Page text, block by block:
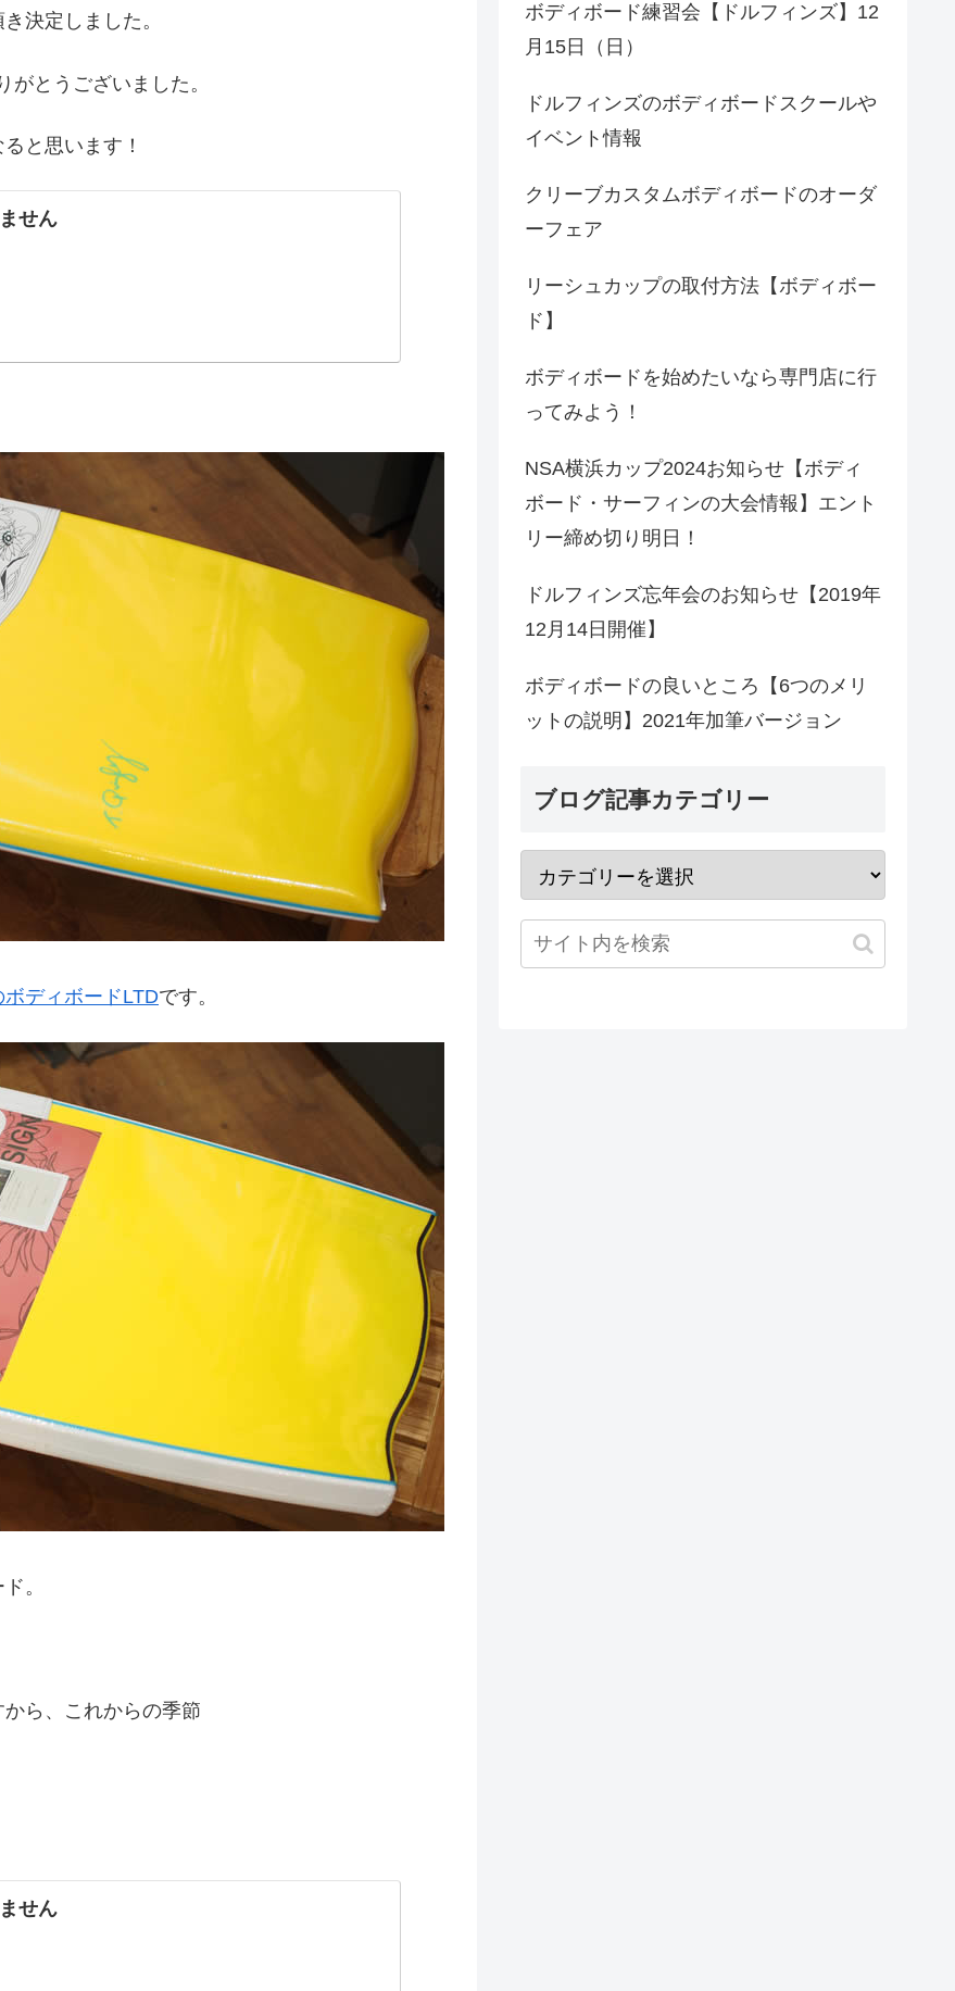
決定しました。
とうございました。
と思います！
せん
ボディボードLTDです。
。
ら、これからの季節
せん
ボディボード練習会【ドルフィンズ】12
月15日（日）
ドルフィンズのボディボードスクールや
イベント情報
クリーブカスタムボディボードのオーダ
ーフェア
リーシュカップの取付方法【ボディボー
ド】
ボディボードを始めたいなら専門店に行
ってみよう！
NSA横浜カップ2024お知らせ【ボディ
ボード・サーフィンの大会情報】エント
リー締め切り明日！
ドルフィンズ忘年会のお知らせ【2019年
12月14日開催】
ボディボードの良いところ【6つのメリ
ットの説明】2021年加筆バージョン
ブログ記事カテゴリー